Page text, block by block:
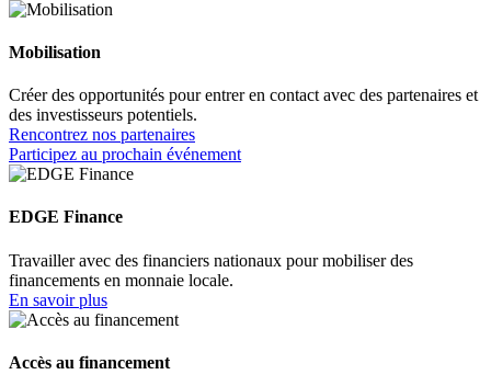
Mobilisation
Créer des opportunités pour entrer en contact avec des partenaires et
des investisseurs potentiels.
Rencontrez nos partenaires
Participez au prochain événement
EDGE Finance
Travailler avec des financiers nationaux pour mobiliser des
financements en monnaie locale.
En savoir plus
Accès au financement